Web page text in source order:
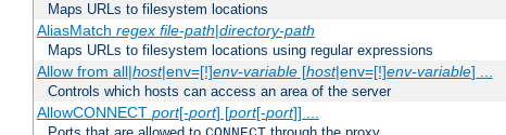
Maps URLs to filesystem locations
AliasMatch regex file-path|directory-path
Maps URLs to filesystem locations using regular expressions
Allow from all|host|env=[!]env-variable[host|env=[!]env-variable] ...
Controls which hosts can access an area of the server
AllowCONNECT port[-port] [port[-port]] ...